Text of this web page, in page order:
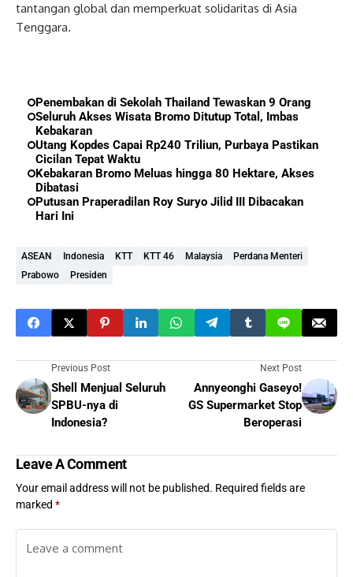
tantangan global dan memperkuat solidaritas di Asia
Tenggara.
Penembakan di Sekolah Thailand Tewaskan 9 Orang
Seluruh Akses Wisata Bromo Ditutup Total, Imbas
Kebakaran
Utang Kopdes Capai Rp240 Triliun, Purbaya Pastikan
Cicilan Tepat Waktu
Kebakaran Bromo Meluas hingga 80 Hektare, Akses
Dibatasi
Putusan Praperadilan Roy Suryo Jilid III Dibacakan
Hari Ini
ASEAN Indonesia KTT KTT 46 Malaysia
Perdana Menteri
Prabowo
Presiden
Previous Post
Shell Menjual Seluruh
SPBU-nya di
Indonesia?
Next Post
Annyeonghi Gaseyo!
GS Supermarket Stop
Beroperasi
Leave A Comment
Your email address will not be published. Required fields are
marked *